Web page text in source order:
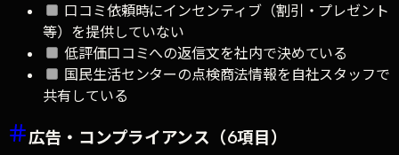
口コミ依頼時にインセンティブ（割引・プレゼント
等）を提供していない
低評価口コミへの返信文を社内で決めている
国民生活センターの点検商法情報を自社スタッフで
共有している
広告・コンプライアンス（6項目）